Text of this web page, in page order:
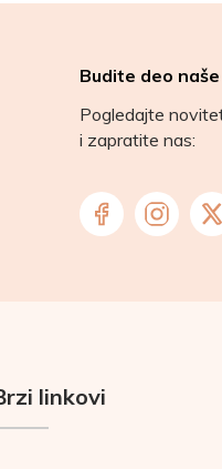
Budite deo
Pogledajte
i zapratite nas:
linkovi